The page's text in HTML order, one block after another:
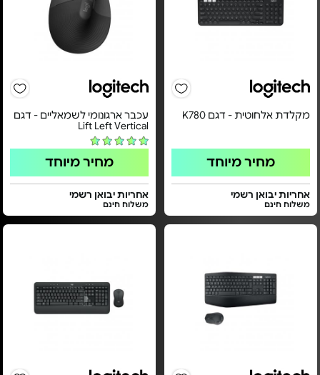
מקלדת אלחוטית - דגם K780
מחיר מיוחד
אחריות יבואן רשמי
משלוח חינם
עכבר ארגונומי לשמאליים - דגם
Lift Left Vertical
מחיר מיוחד
אחריות יבואן רשמי
משלוח חינם